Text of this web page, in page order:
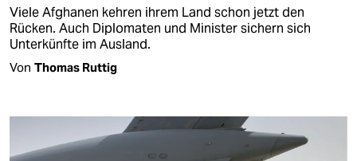
Viele Afghanen kehren ihrem Land schon jetzt den
Rücken. Auch Diplomaten und Minister sichern sich
Unterkünfte im Ausland.
Von Thomas Ruttig